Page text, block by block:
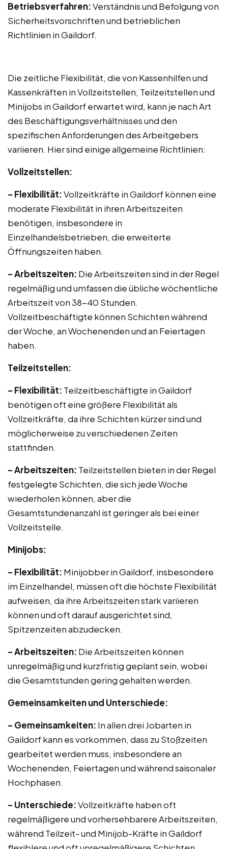
Betriebsverfahren:Verständnis und Befolgung von
Sicherheitsvorschriften und betrieblichen
Richtlinien in Gaildorf.
Die zeitliche Flexibilität, die von Kassenhilfen und
Kassenkräften in Vollzeitstellen, Teilzeitstellen und
Minijobs in Gaildorf erwartet wird, kann je nach Art
des Beschäftigungsverhältnisses und den
spezifischen Anforderungen des Arbeitgebers
variieren. Hier sind einige allgemeine Richtlinien:
Vollzeitstellen:
– Flexibilität:Vollzeitkräfte in Gaildorf können eine
moderate Flexibilität in ihren Arbeitszeiten
benötigen, insbesondere in
Einzelhandelsbetrieben, die erweiterte
Öffnungszeiten haben.
– Arbeitszeiten: Die Arbeitszeiten sind in der Regel
regelmäßig und umfassen die übliche wöchentliche
Arbeitszeit von 38-40 Stunden.
Vollzeitbeschäftigte können Schichten während
der Woche, an Wochenenden und an Feiertagen
haben.
Teilzeitstellen:
– Flexibilität: Teilzeitbeschäftigte in Gaildorf
benötigen oft eine größere Flexibilität als
Vollzeitkräfte, da ihre Schichten kürzer sind und
möglicherweise zu verschiedenen Zeiten
stattfinden.
– Arbeitszeiten: Teilzeitstellen bieten in der Regel
festgelegte Schichten, die sich jede Woche
wiederholen können, aber die
Gesamtstundenanzahl ist geringer als bei einer
Vollzeitstelle.
Minijobs:
– Flexibilität: Minijobber in Gaildorf, insbesondere
im Einzelhandel, müssen oft die höchste Flexibilität
aufweisen, da ihre Arbeitszeiten stark variieren
können und oft darauf ausgerichtet sind,
Spitzenzeiten abzudecken.
– Arbeitszeiten: Die Arbeitszeiten können
unregelmäßig und kurzfristig geplant sein, wobei
die Gesamtstunden gering gehalten werden.
Gemeinsamkeiten und Unterschiede:
– Gemeinsamkeiten: In allen drei Jobarten in
Gaildorf kann es vorkommen, dass zu Stoßzeiten
gearbeitet werden muss, insbesondere an
Wochenenden, Feiertagen und während saisonaler
Hochphasen.
– Unterschiede:Vollzeitkräfte haben oft
regelmäßigere und vorhersehbarere Arbeitszeiten,
während Teilzeit- und Minijob-Kräfte in Gaildorf